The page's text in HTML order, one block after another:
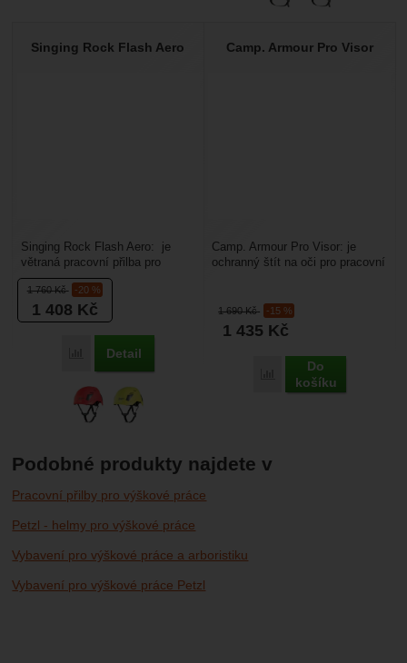
Singing Rock Flash Aero
1 760Kč -20 %
1 408 Kč
Porovnat
Detail
Singing Rock Flash Aero: je
větraná pracovní přilba pro
výškové práce a arboristiku - má
větrací otvory....
Camp. Armour Pro Visor
1 690Kč -15 %
1 435 Kč
Porovnat
Do
košíku
Camp. Armour Pro Visor: je
ochranný štít na oči pro pracovní
Podobné produkty najdete v
Pracovní přilby pro výškové práce
Petzl - helmy pro výškové práce
Vybavení pro výškové práce a arboristiku
Vybavení pro výškové práce Petzl